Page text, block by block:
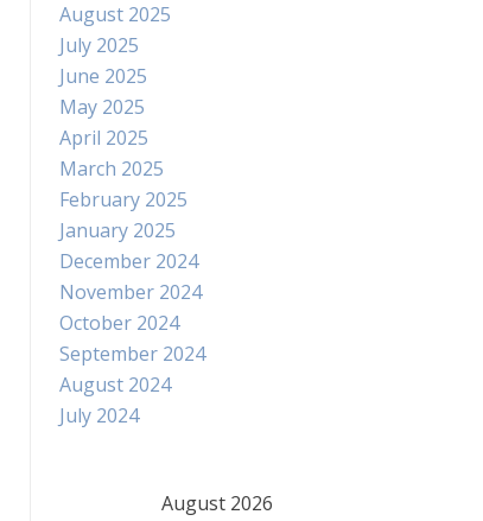
August 2025
July 2025
June 2025
May 2025
April 2025
March 2025
February 2025
January 2025
December 2024
November 2024
October 2024
September 2024
August 2024
July 2024
August 2026